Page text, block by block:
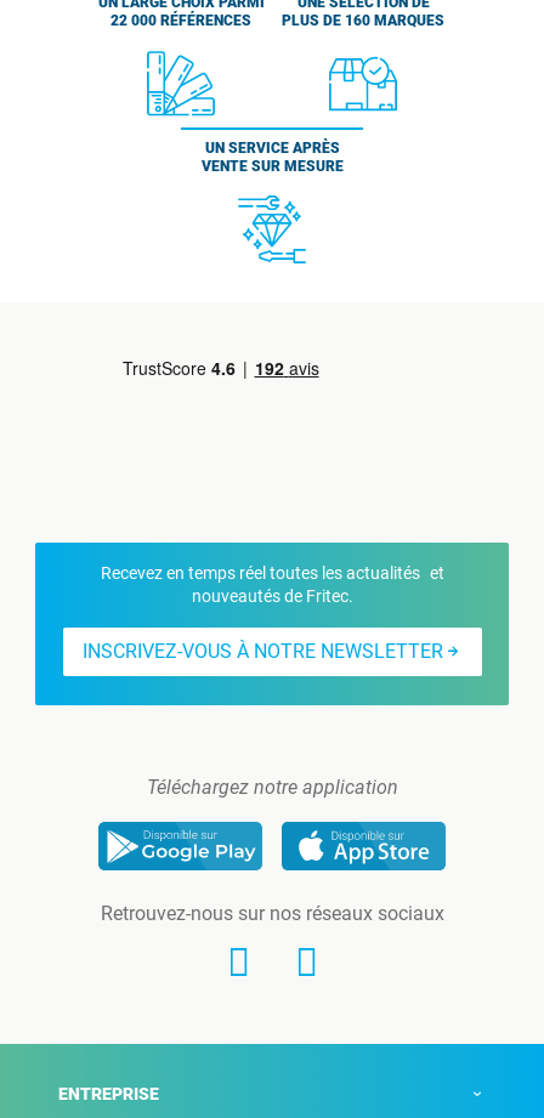
22 000 RÉFÉRENCES
PLUS DE 160 MARQUES
UN SERVICE APRÈS
VENTE SUR MESURE
Recevez en temps réel toutes les actualités et
nouveautés de Fritec.
INSCRIVEZ-VOUS À NOTRE NEWSLETTER
Téléchargez notre application
Retrouvez-nous sur nos réseaux sociaux
ENTREPRISE